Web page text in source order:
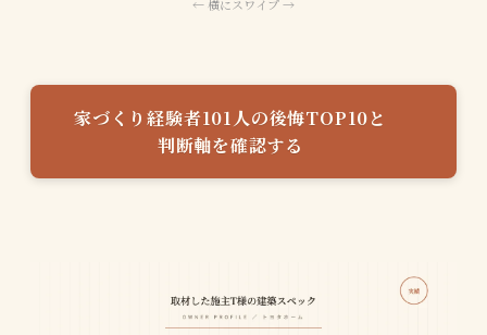
家づくり経験者101人の後悔TOP10と
判断軸を確認する